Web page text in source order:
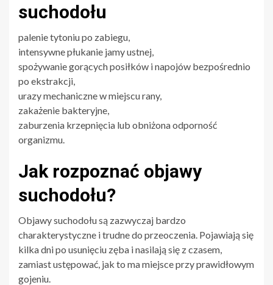
suchodołu
palenie tytoniu po zabiegu,
intensywne płukanie jamy ustnej,
spożywanie gorących posiłków i napojów bezpośrednio
po ekstrakcji,
urazy mechaniczne w miejscu rany,
zakażenie bakteryjne,
zaburzenia krzepnięcia lub obniżona odporność
organizmu.
Jak rozpoznać objawy
suchodołu?
Objawy suchodołu są zazwyczaj bardzo
charakterystyczne i trudne do przeoczenia. Pojawiają się
kilka dni po usunięciu zęba i nasilają się z czasem,
zamiast ustępować, jak to ma miejsce przy prawidłowym
gojeniu.